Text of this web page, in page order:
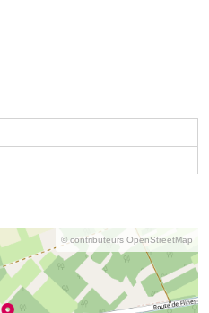
© contributeurs OpenStreetMap